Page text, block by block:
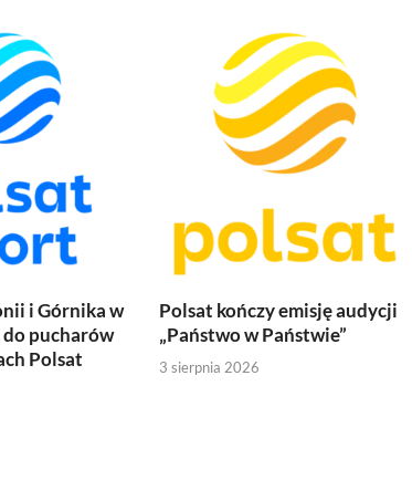
i Górnika w
pucharów
Polsat
Polsat kończy emisję audycji
„Państwo w Państwie”
3 sierpnia 2026